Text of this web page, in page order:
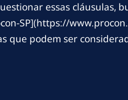
essas cláusulas,
SP](https://
podem ser